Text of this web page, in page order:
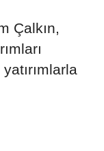
Çalkın,